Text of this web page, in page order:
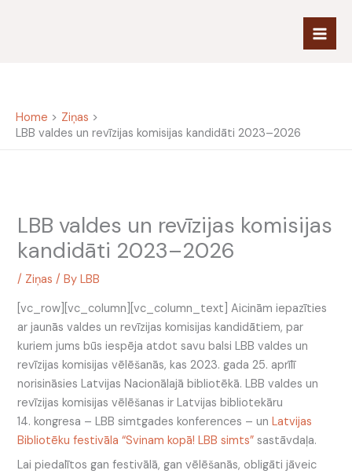
Home
Ziņas
LBB valdes un revīzijas komisijas kandidāti 2023–2026
LBB valdes un revīzijas komisijas
kandidāti 2023–2026
/ Ziņas / ByLBB
[vc_row][vc_column][vc_column_text] Aicinām iepazīties
ar jaunās valdes un revīzijas komisijas kandidātiem, par
kuriem jums būs iespēja atdot savu balsi LBB valdes un
revīzijas komisijas vēlēšanās, kas 2023. gada 25. aprīlī
norisināsies Latvijas Nacionālajā bibliotēkā. LBB valdes un
revīzijas komisijas vēlēšanas ir Latvijas bibliotekāru
14. kongresa – LBB simtgades konferences – unLatvijas
Bibliotēku festivāla “Svinam kopā! LBB simts” sastāvdaļa.
Lai piedalītos gan festivālā, gan vēlēšanās, obligāti jāveic